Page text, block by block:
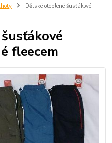
Dětské oteplené šusťákové
fleecem